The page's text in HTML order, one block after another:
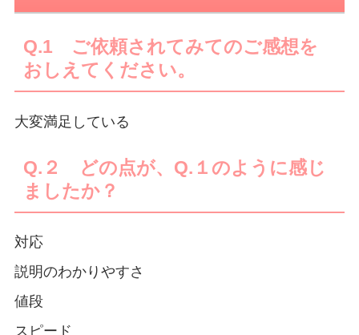
Q.1 ご依頼されてみてのご感想を
おしえてください。
大変満足している
Q.２ どの点が、Q.１のように感じ
ましたか？
対応
説明のわかりやすさ
値段
スピード